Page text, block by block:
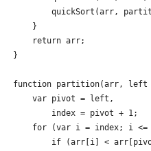
quickSort(arr,
    }
    return arr;
}
function partition(arr,
var pivot = left,
        index = pivot + 1;
for (var i = index; i <=
if (arr[i] <